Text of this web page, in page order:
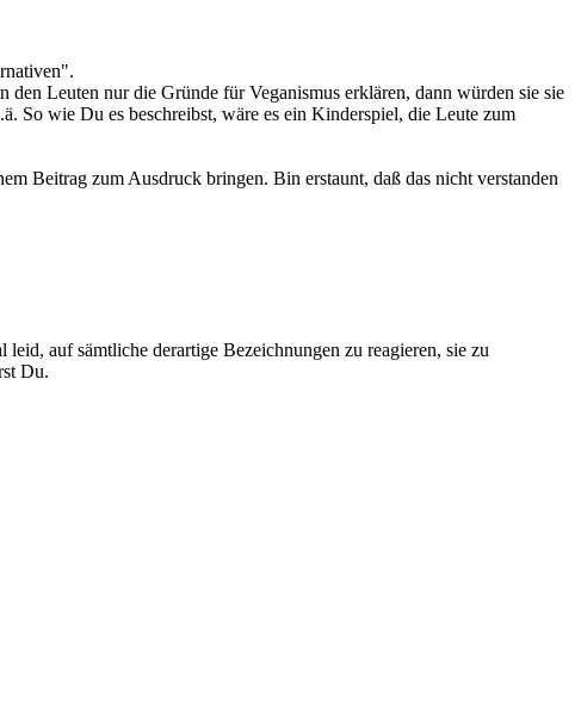
Leuten nur die Gründe für Veganismus erklären, dann würden sie sie
So wie Du es beschreibst, wäre es ein Kinderspiel, die Leute zum
Beitrag zum Ausdruck bringen. Bin erstaunt, daß das nicht verstanden
auf sämtliche derartige Bezeichnungen zu reagieren, sie zu
Du.